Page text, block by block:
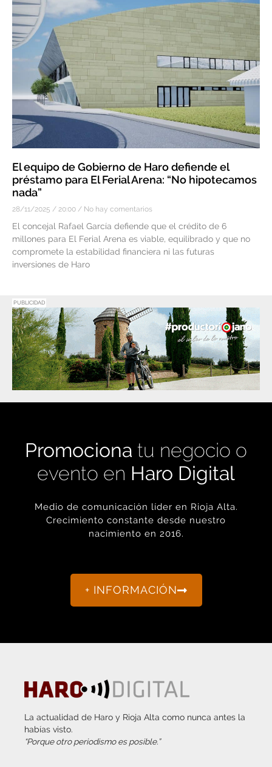
El equipo de Gobierno de Haro defiende el
préstamo para El Ferial Arena: “No hipotecamos
nada”
28/11/2025 20:00 No hay comentarios
El concejal Rafael García defiende que el crédito de 6
millones para El Ferial Arena es viable, equilibrado y que no
compromete la estabilidad financiera ni las futuras
inversiones de Haro
PUBLICIDAD
Promociona tu negocio o
evento en Haro Digital
Medio de comunicación líder en Rioja Alta.
Crecimiento constante desde nuestro
nacimiento en 2016.
+ INFORMACIÓN
La actualidad de Haro y Rioja Alta como nunca antes la
habías visto.
“Porque otro periodismo es posible.”